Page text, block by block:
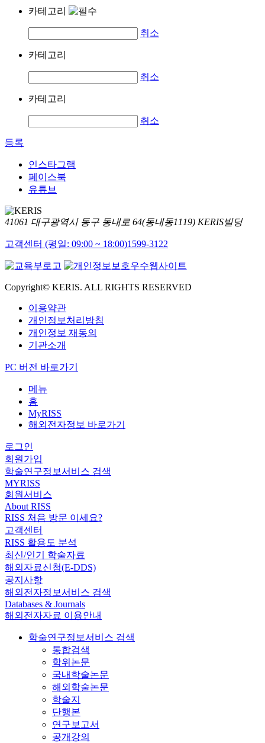
카테고리
취소
카테고리
취소
카테고리
취소
등록
인스타그램
페이스북
유튜브
41061 대구광역시 동구 동내로 64(동내동1119) KERIS빌딩
고객센터 (평일: 09:00 ~ 18:00)1599-3122
Copyright© KERIS. ALL RIGHTS RESERVED
이용약관
개인정보처리방침
개인정보 재동의
기관소개
PC 버전 바로가기
메뉴
홈
MyRISS
해외전자정보 바로가기
로그인
회원가입
학술연구정보서비스 검색
MYRISS
회원서비스
About RISS
RISS 처음 방문 이세요?
고객센터
RISS 활용도 분석
최신/인기 학술자료
해외자료신청(E-DDS)
공지사항
해외전자정보서비스 검색
Databases & Journals
해외전자자료 이용안내
학술연구정보서비스 검색
통합검색
학위논문
국내학술논문
해외학술논문
학술지
단행본
연구보고서
공개강의